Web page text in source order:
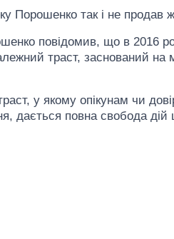
Порошенко так і не продав
повідомив, що в 2016
траст, заснований на
у якому опікунам чи
дається повна свобода дій